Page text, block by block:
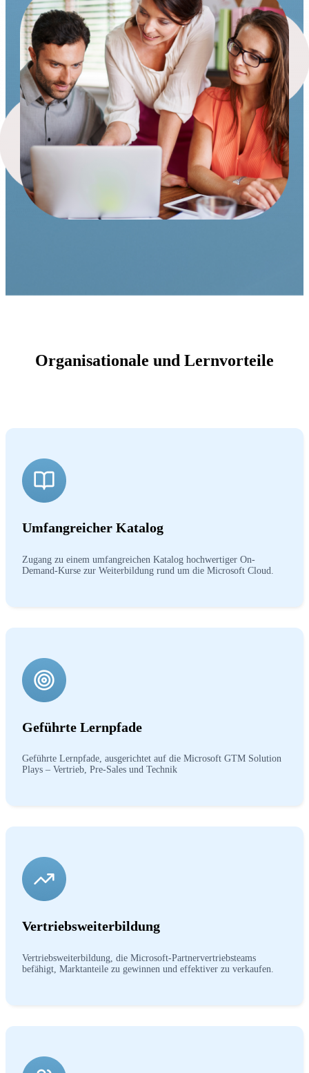
Organisationale und Lernvorteile
Umfangreicher Katalog
Zugang zu einem umfangreichen Katalog hochwertiger On-
Demand-Kurse zur Weiterbildung rund um die Microsoft Cloud. ​
Geführte Lernpfade
Geführte Lernpfade, ausgerichtet auf die Microsoft GTM Solution
Plays – Vertrieb, Pre-Sales und Technik
Vertriebsweiterbildung
Vertriebsweiterbildung, die Microsoft-Partnervertriebsteams
befähigt, Marktanteile zu gewinnen und effektiver zu verkaufen.